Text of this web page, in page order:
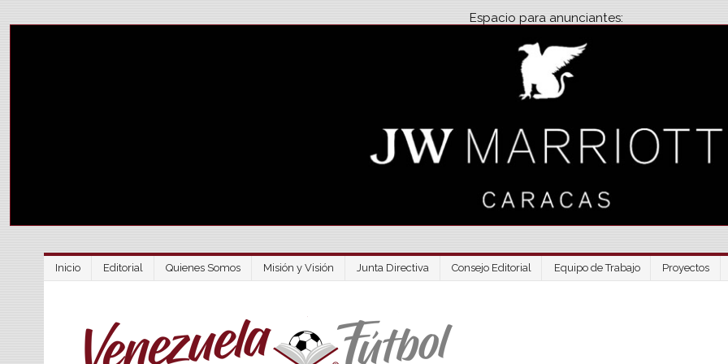
Espacio para anunciantes:
Inicio Editorial Quienes Somos Misión y Visión Junta Directiva Consejo Editorial Equipo de Trabajo Proyectos